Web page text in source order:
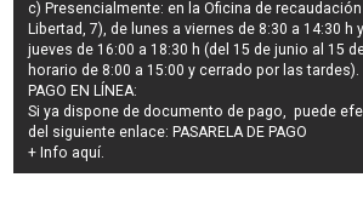
c) Presencialmente: en la Oficina de
Libertad, 7), de lunes a viernes de 8:30 a 14:30 h
jueves de 16:00 a 18:30 h (del 15 de junio al 15
horario de 8:00 a 15:00 y cerrado por las tardes).
PAGO EN LÍNEA:
Si ya dispone de documento de pago, puede
del siguiente enlace: PASARELA DE PAGO
+ Info aquí.